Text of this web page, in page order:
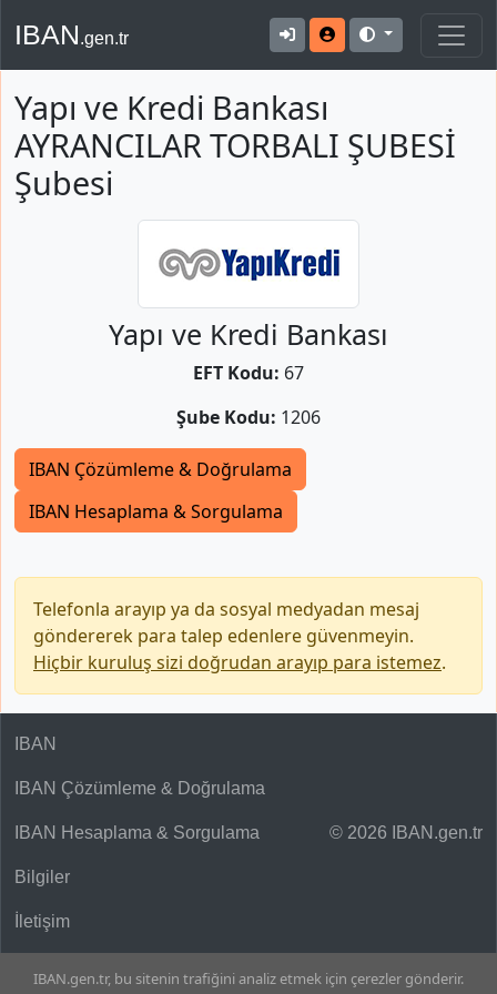
IBAN.gen.tr
Yapı ve Kredi Bankası
AYRANCILAR TORBALI ŞUBESİ
Şubesi
Yapı ve Kredi Bankası
EFT Kodu: 67
Şube Kodu: 1206
IBAN Çözümleme & Doğrulama
IBAN Hesaplama & Sorgulama
Telefonla arayıp ya da sosyal medyadan mesaj
göndererek para talep edenlere güvenmeyin.
Hiçbir kuruluş sizi doğrudan arayıp para istemez.
© 2026 IBAN.gen.tr
IBAN
IBAN Çözümleme & Doğrulama
IBAN Hesaplama & Sorgulama
Bilgiler
İletişim
IBAN.gen.tr, bu sitenin trafiğini analiz etmek için çerezler gönderir.